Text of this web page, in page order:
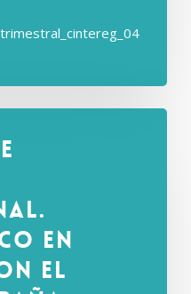
en
el